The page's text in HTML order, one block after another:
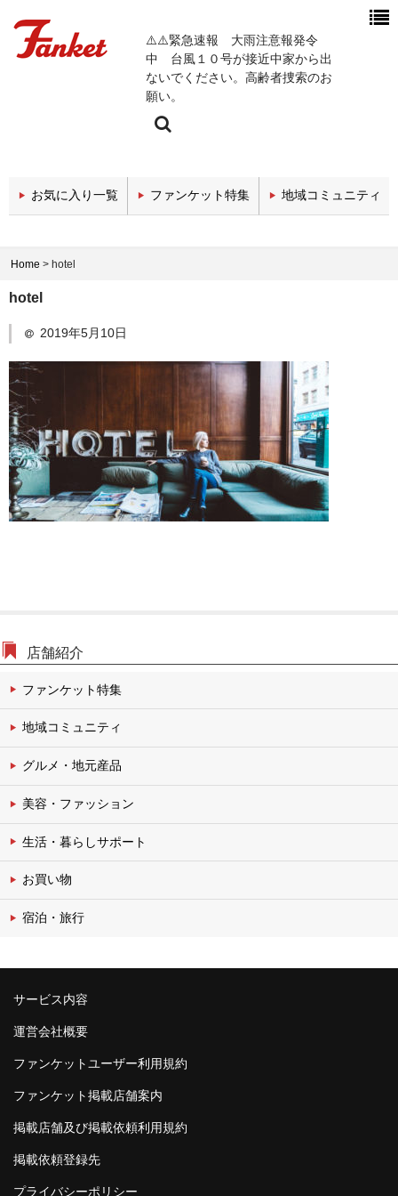
⚠️⚠️緊急速報 大雨注意報発令
中 台風１０号が接近中家から出
ないでください。高齢者捜索のお
願い。
今週の新着チャンネル
エンタメチャンネル
医療関係チャンネル
教育・セミナーチャンネル
文化・伝統チャンネル
お気に入り一覧 ファンケット特集 地域コミュニティ
Home > hotel
hotel
2019年5月10日
店舗紹介
ファンケット特集
地域コミュニティ
グルメ・地元産品
美容・ファッション
生活・暮らしサポート
お買い物
宿泊・旅行
サービス内容
運営会社概要
ファンケットユーザー利用規約
ファンケット掲載店舗案内
掲載店舗及び掲載依頼利用規約
掲載依頼登録先
プライバシーポリシー